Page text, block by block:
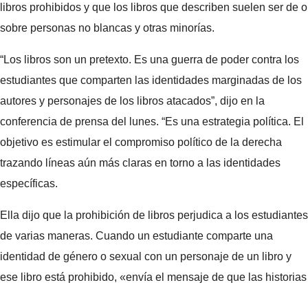
libros prohibidos y que los libros que describen suelen ser de o
sobre personas no blancas y otras minorías.
“Los libros son un pretexto. Es una guerra de poder contra los
estudiantes que comparten las identidades marginadas de los
autores y personajes de los libros atacados”, dijo en la
conferencia de prensa del lunes. “Es una estrategia política. El
objetivo es estimular el compromiso político de la derecha
trazando líneas aún más claras en torno a las identidades
específicas.
Ella dijo que la prohibición de libros perjudica a los estudiantes
de varias maneras. Cuando un estudiante comparte una
identidad de género o sexual con un personaje de un libro y
ese libro está prohibido, «envía el mensaje de que las historias